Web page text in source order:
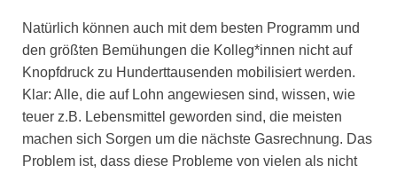
Natürlich können auch mit dem besten Programm und
den größten Bemühungen die Kolleg*innen nicht auf
Knopfdruck zu Hunderttausenden mobilisiert werden.
Klar: Alle, die auf Lohn angewiesen sind, wissen, wie
teuer z.B. Lebensmittel geworden sind, die meisten
machen sich Sorgen um die nächste Gasrechnung. Das
Problem ist, dass diese Probleme von vielen als nicht